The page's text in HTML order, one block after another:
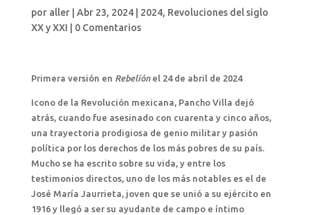
por aller| Abr 23, 2024| 2024, Revoluciones del siglo
XX y XXI
0 Comentarios
Primera versión en Rebeliónel 24 de abril de 2024
Icono de la Revolución mexicana, Pancho Villa dejó
atrás, cuando fue asesinado con cuarenta y cinco años,
una trayectoria prodigiosa de genio militar y pasión
política por los derechos de los más pobres de su país.
Mucho se ha escrito sobre su vida, y entre los
testimonios directos, uno de los más notables es el de
José María Jaurrieta, joven que se unió a su ejército en
1916 y llegó a ser su ayudante de campo e íntimo